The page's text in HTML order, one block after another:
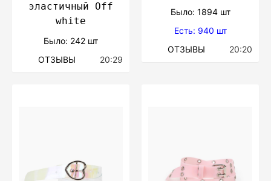
эластичный Off
white
Было: 242 шт
ОТЗЫВЫ
20:29
Было: 1894 шт
Есть: 940 шт
ОТЗЫВЫ
20:20